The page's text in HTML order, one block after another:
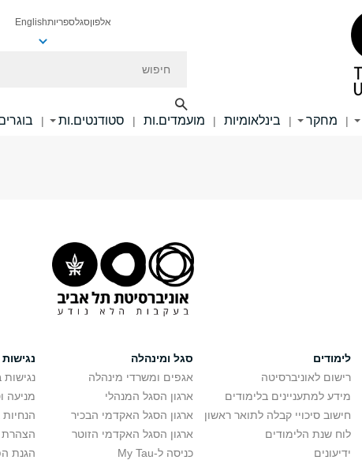
אלפוןסגלספריותEnglish
| מחקר | בינלאומיות | מועמדים.ות | סטודנטים.ות |
לימודים
רישום לאוניברסיטה
מידע למתעניינים בלימודים
חישוב סיכויי קבלה לתואר ראשון
לוח שנת הלימודים
ידיעונים
סגל ומינהלה
אגפים ומשרדי מינהלה
ארגון הסגל המנהלי
ארגון הסגל האקדמי הבכיר
ארגון הסגל האקדמי הזוטר
כניסה ל-My Tau
נגישות
מניעה
הצהרת
הגנת